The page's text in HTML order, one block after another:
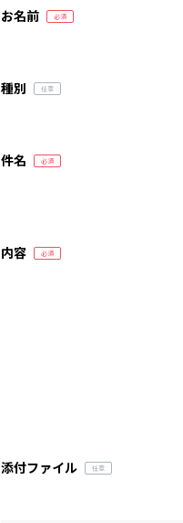
お名前
種別
件名
内容
添付ファイル